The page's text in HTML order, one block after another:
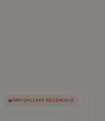
EMPFOHLENER REISEMONAT